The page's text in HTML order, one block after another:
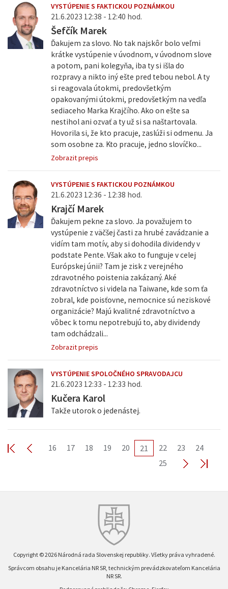
VYSTÚPENIE S FAKTICKOU POZNÁMKOU
21.6.2023 12:38 - 12:40 hod.
Šefčík Marek
Ďakujem za slovo. No tak najskôr bolo veľmi
krátke vystúpenie v úvodnom, v úvodnom slove
a potom, pani kolegyňa, iba ty si išla do
rozpravy a nikto iný ešte pred tebou nebol. A ty
si reagovala útokmi, predovšetkým
opakovanými útokmi, predovšetkým na vedľa
sediaceho Marka Krajčího. Ako on ešte sa
nestihol ani ozvať a ty už si sa naštartovala.
Hovorila si, že kto pracuje, zaslúži si odmenu. Ja
som osobne za. Kto pracuje, jedno slovíčko...
Zobrazit prepis
VYSTÚPENIE S FAKTICKOU POZNÁMKOU
21.6.2023 12:36 - 12:38 hod.
Krajčí Marek
Ďakujem pekne za slovo. Ja považujem to
vystúpenie z väčšej časti za hrubé zavádzanie a
vidím tam motív, aby si dohodila dividendy v
podstate Pente. Však ako to funguje v celej
Európskej únii? Tam je zisk z verejného
zdravotného poistenia zakázaný. Aké
zdravotníctvo si videla na Taiwane, kde som ťa
zobral, kde poisťovne, nemocnice sú neziskové
organizácie? Majú kvalitné zdravotníctvo a
vôbec k tomu nepotrebujú to, aby dividendy
tam odchádzali...
Zobrazit prepis
VYSTÚPENIE SPOLOČNÉHO SPRAVODAJCU
21.6.2023 12:33 - 12:33 hod.
Kučera Karol
Takže utorok o jedenástej.
16 17 18 19 20 21 22 23
24
25
Copyright © 2026 Národná rada Slovenskej republiky. Všetky práva vyhradené.
Správcom obsahu je Kancelária NR SR, technickým prevádzkovateľom Kancelária
NR SR.